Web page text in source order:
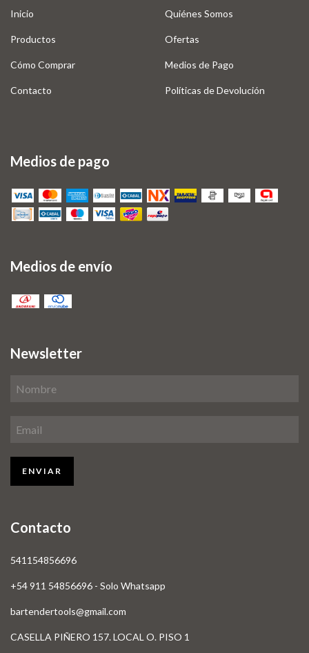
Inicio Quiénes Somos
Productos Ofertas
Cómo Comprar Medios de Pago
Contacto Políticas de Devolución
Medios de pago
Medios de envío
Newsletter
Contacto
541154856696
+54 911 54856696 - Solo Whatsapp
bartendertools@gmail.com
CASELLA PIÑERO 157. LOCAL O. PISO 1